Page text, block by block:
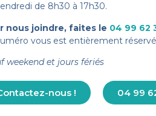
de 8h30 à 17h30.
nous joindre, faites le 04 99 62
vous est entièrement
weekend et jours fériés
nous ! 04 99